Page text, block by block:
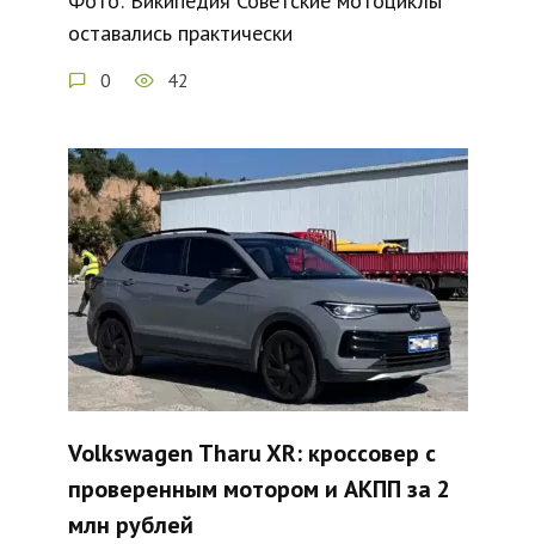
оставались практически
0 42
Volkswagen Tharu XR: кроссовер с
проверенным мотором и АКПП за 2
млн рублей